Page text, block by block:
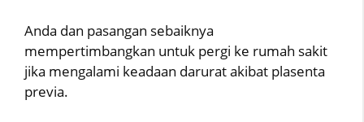
Anda dan pasangan sebaiknya
mempertimbangkan untuk pergi ke rumah sakit
jika mengalami keadaan darurat akibat plasenta
previa.